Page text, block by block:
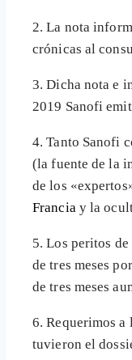
2. La nota
crónicas al
3. Dicha nota e
2019 Sanofi
4. Tanto Sanofi
(la fuente de la
de los
Franciay la
5. Los peritos
de tres meses
de tres meses
6. Requerimos
tuvieron el